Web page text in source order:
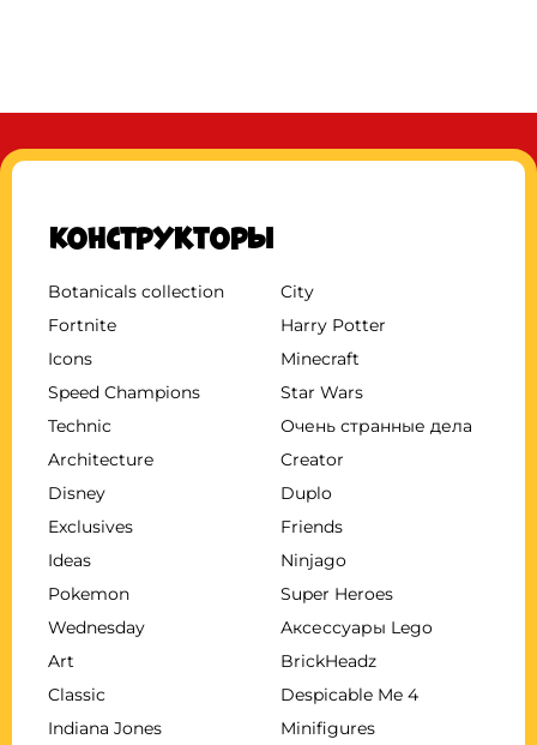
Конструкторы
Botanicals collection
City
Fortnite
Harry Potter
Icons
Minecraft
Speed Champions
Star Wars
Technic
Очень странные дела
Architecture
Creator
Disney
Duplo
Exclusives
Friends
Ideas
Ninjago
Pokemon
Super Heroes
Wednesday
Аксессуары Lego
Art
BrickHeadz
Classic
Despicable Me 4
Indiana Jones
Minifigures